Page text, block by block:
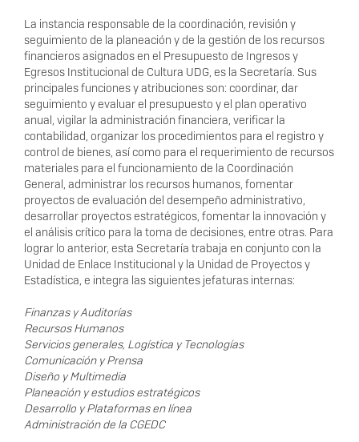
La instancia responsable de la coordinación, revisión y
seguimiento de la planeación y de la gestión de los recursos
financieros asignados en el Presupuesto de Ingresos y
Egresos Institucional de Cultura UDG, es la Secretaría. Sus
principales funciones y atribuciones son: coordinar, dar
seguimiento y evaluar el presupuesto y el plan operativo
anual, vigilar la administración financiera, verificar la
contabilidad, organizar los procedimientos para el registro y
control de bienes, así como para el requerimiento de recursos
materiales para el funcionamiento de la Coordinación
General, administrar los recursos humanos, fomentar
proyectos de evaluación del desempeño administrativo,
desarrollar proyectos estratégicos, fomentar la innovación y
el análisis crítico para la toma de decisiones, entre otras. Para
lograr lo anterior, esta Secretaría trabaja en conjunto con la
Unidad de Enlace Institucional y la Unidad de Proyectos y
Estadística, e integra las siguientes jefaturas internas:
Finanzas y Auditorías
Recursos Humanos
Servicios generales, Logística y Tecnologías
Comunicación y Prensa
Diseño y Multimedia
Planeación y estudios estratégicos
Desarrollo y Plataformas en línea
Administración de la CGEDC